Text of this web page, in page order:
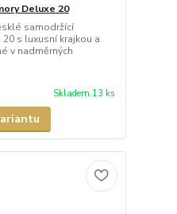
Deluxe 20
samodržící
s luxusní krajkou a
v nadměrných
Skladem 13 ks